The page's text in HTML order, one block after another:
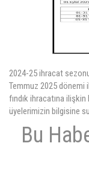
2024-25 ihracat
Temmuz 2025 dönemi
fındık ihracatına
üyelerimizin bilgisine
Bu